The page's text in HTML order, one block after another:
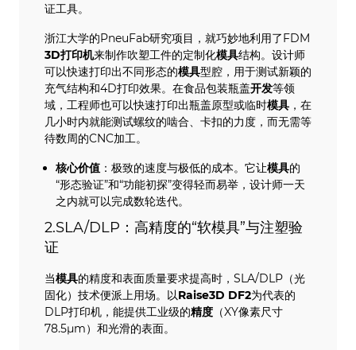
证工具。
浙江大学的PneuFab研究项目，就巧妙地利用了FDM
3D打印机来制作吹塑工件的定制化模具结构。设计师
可以快速打印出不同形态的模具型腔，用于测试新颖的
充气结构和4D打印效果。在食品包装瓶盖开发等领
域，工程师也可以快速打印出瓶盖原型或临时模具 ，在
几小时内就能测试螺纹的啮合、卡扣的力度，而无需等
待数周的CNC加工。
核心价值 ：极致的速度与极低的成本。它让模具的
“形态验证”和“功能初探”变得轻而易举，设计师一天
之内就可以完成数轮迭代。
2.SLA/DLP：高精度的“软模具”与注塑验
证
当模具的精度和表面质量要求提高时，SLA/DLP（光
固化）技术便派上用场。以Raise3D DF2为代表的
DLP打印机，能提供工业级的精度 （XY像素尺寸
78.5µm）和光滑的表面。